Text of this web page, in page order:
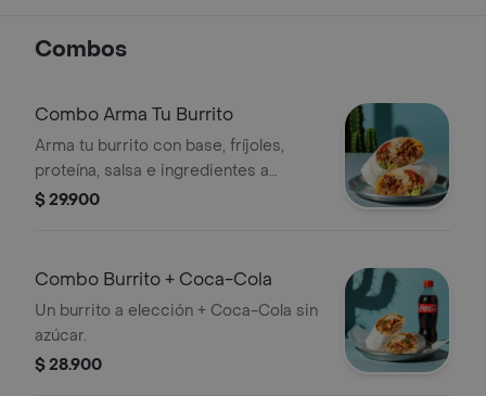
Combos
Combo Arma Tu Burrito
Arma tu burrito con base, fríjoles,
proteína, salsa e ingredientes a
elección + totopos + bebida.
$ 29.900
Combo Burrito + Coca-Cola
Un burrito a elección + Coca-Cola sin
azúcar.
$ 28.900